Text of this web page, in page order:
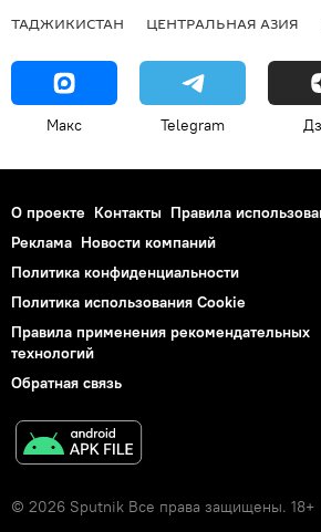
ТАДЖИКИСТАН ЦЕНТРАЛЬНАЯ АЗИЯ
Макс Telegram
О проекте Контакты Правила
Реклама Новости компаний
Политика конфиденциальности
Политика использования Cookie
Правила применения рекомендательных
технологий
Обратная связь
© 2026 Sputnik Все права защищены. 18+